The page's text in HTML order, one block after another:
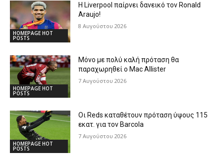
HOMEPAGE HOT
POSTS
Η Liverpool παίρνει δανεικό τον Ronald
Araujo!
8 Αυγούστου 2026
HOMEPAGE HOT
POSTS
Μόνο με πολύ καλή πρόταση θα
παραχωρηθεί ο Mac Allister
7 Αυγούστου 2026
HOMEPAGE HOT
POSTS
Οι Reds καταθέτουν πρόταση ύψους 115
εκατ. για τον Barcola
7 Αυγούστου 2026